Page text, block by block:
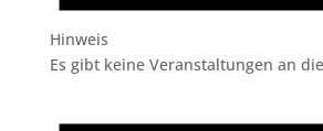
Hinweis
Es gibt keine Veranstaltungen an